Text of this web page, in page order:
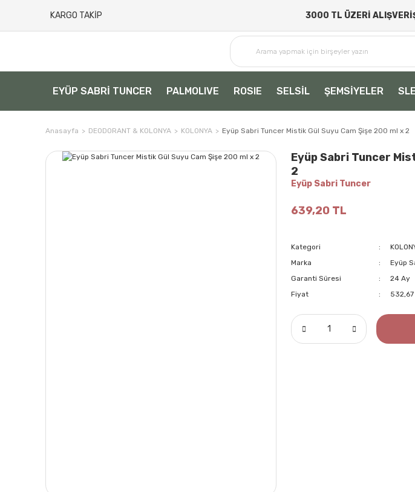
KARGO TAKİP 3000 TL ÜZERİ
EYÜP SABRİ TUNCER PALMOLIVE ROSIE SELSİL ŞEMSİYELER
Anasayfa DEODORANT & KOLONYA KOLONYA Eyüp Sabri Tuncer Mistik Gül Suyu Cam Şişe 200 ml x 2
Eyüp Sabri Tuncer
2
Eyüp Sabri Tuncer
639,20 TL
Kategori
Marka
Eyüp
Garanti Süresi
24 Ay
Fiyat
532,67